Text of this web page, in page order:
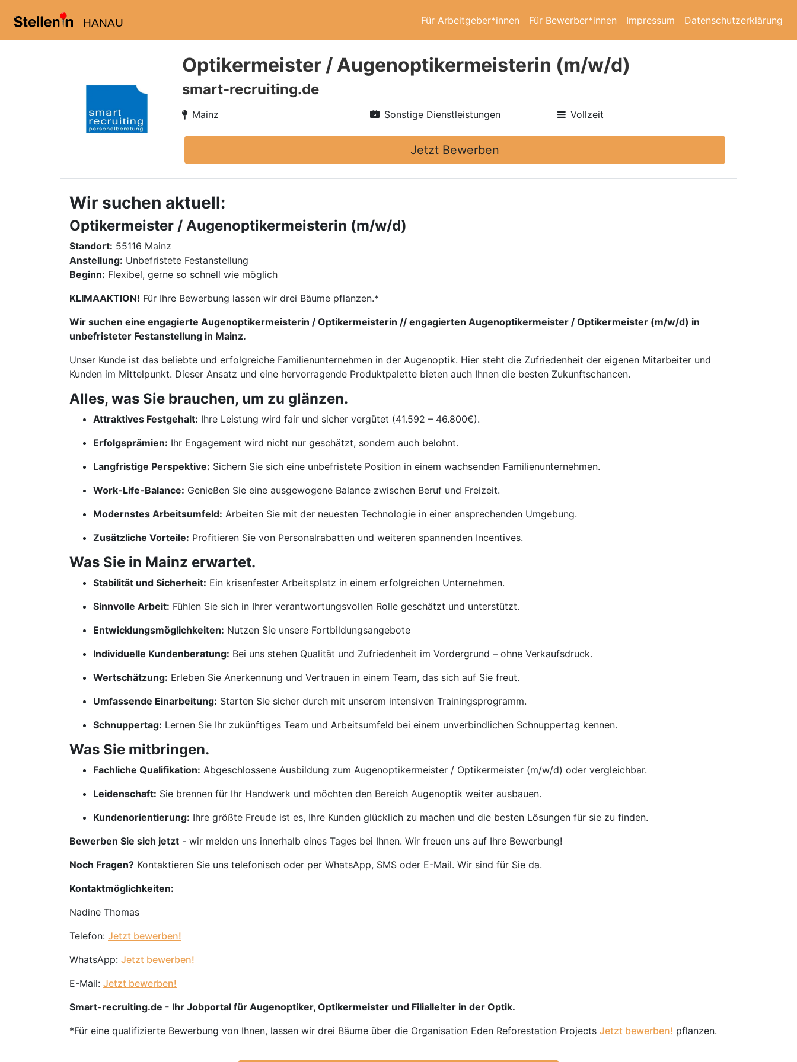
HANAU Für Arbeitgeber*innen Für Bewerber*innen Impressum Datenschutzerklärung
Optikermeister / Augenoptikermeisterin (m/w/d)
smart-recruiting.de
Mainz Sonstige Dienstleistungen Vollzeit
Jetzt Bewerben
Wir suchen aktuell:
Optikermeister / Augenoptikermeisterin (m/w/d)
Standort: 55116 Mainz
Anstellung: Unbefristete Festanstellung
Beginn: Flexibel, gerne so schnell wie möglich
KLIMAAKTION! Für Ihre Bewerbung lassen wir drei Bäume pflanzen.*
Wir suchen eine engagierte Augenoptikermeisterin / Optikermeisterin // engagierten Augenoptikermeister / Optikermeister (m/w/d) in
unbefristeter Festanstellung in Mainz.
Unser Kunde ist das beliebte und erfolgreiche Familienunternehmen in der Augenoptik. Hier steht die Zufriedenheit der eigenen Mitarbeiter und
Kunden im Mittelpunkt. Dieser Ansatz und eine hervorragende Produktpalette bieten auch Ihnen die besten Zukunftschancen.
Alles, was Sie brauchen, um zu glänzen.
Attraktives Festgehalt: Ihre Leistung wird fair und sicher vergütet (41.592 – 46.800€).
Erfolgsprämien: Ihr Engagement wird nicht nur geschätzt, sondern auch belohnt.
Langfristige Perspektive: Sichern Sie sich eine unbefristete Position in einem wachsenden Familienunternehmen.
Work-Life-Balance: Genießen Sie eine ausgewogene Balance zwischen Beruf und Freizeit.
Modernstes Arbeitsumfeld: Arbeiten Sie mit der neuesten Technologie in einer ansprechenden Umgebung.
Zusätzliche Vorteile: Profitieren Sie von Personalrabatten und weiteren spannenden Incentives.
Was Sie in Mainz erwartet.
Stabilität und Sicherheit: Ein krisenfester Arbeitsplatz in einem erfolgreichen Unternehmen.
Sinnvolle Arbeit: Fühlen Sie sich in Ihrer verantwortungsvollen Rolle geschätzt und unterstützt.
Entwicklungsmöglichkeiten: Nutzen Sie unsere Fortbildungsangebote
Individuelle Kundenberatung: Bei uns stehen Qualität und Zufriedenheit im Vordergrund – ohne Verkaufsdruck.
Wertschätzung: Erleben Sie Anerkennung und Vertrauen in einem Team, das sich auf Sie freut.
Umfassende Einarbeitung: Starten Sie sicher durch mit unserem intensiven Trainingsprogramm.
Schnuppertag: Lernen Sie Ihr zukünftiges Team und Arbeitsumfeld bei einem unverbindlichen Schnuppertag kennen.
Was Sie mitbringen.
Fachliche Qualifikation: Abgeschlossene Ausbildung zum Augenoptikermeister / Optikermeister (m/w/d) oder vergleichbar.
Leidenschaft: Sie brennen für Ihr Handwerk und möchten den Bereich Augenoptik weiter ausbauen.
Kundenorientierung: Ihre größte Freude ist es, Ihre Kunden glücklich zu machen und die besten Lösungen für sie zu finden.
Bewerben Sie sich jetzt - wir melden uns innerhalb eines Tages bei Ihnen. Wir freuen uns auf Ihre Bewerbung!
Noch Fragen? Kontaktieren Sie uns telefonisch oder per WhatsApp, SMS oder E-Mail. Wir sind für Sie da.
Kontaktmöglichkeiten:
Nadine Thomas
Telefon: Jetzt bewerben!
WhatsApp: Jetzt bewerben!
E-Mail: Jetzt bewerben!
Smart-recruiting.de - Ihr Jobportal für Augenoptiker, Optikermeister und Filialleiter in der Optik.
*Für eine qualifizierte Bewerbung von Ihnen, lassen wir drei Bäume über die Organisation Eden Reforestation Projects Jetzt bewerben! pflanzen.